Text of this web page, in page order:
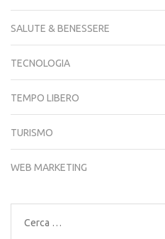
SALUTE & BENESSERE
TECNOLOGIA
TEMPO LIBERO
TURISMO
WEB MARKETING
Ricerca